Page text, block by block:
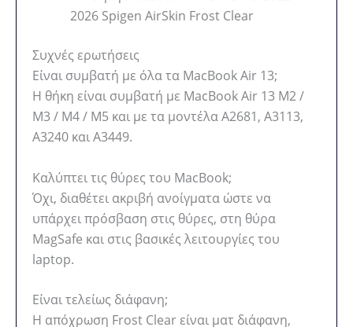
2026 Spigen AirSkin Frost Clear
Συχνές ερωτήσεις
Είναι συμβατή με όλα τα MacBook Air 13;
Η θήκη είναι συμβατή με MacBook Air 13 M2 /
M3 / M4 / M5 και με τα μοντέλα A2681, A3113,
A3240 και A3449.
Καλύπτει τις θύρες του MacBook;
Όχι, διαθέτει ακριβή ανοίγματα ώστε να
υπάρχει πρόσβαση στις θύρες, στη θύρα
MagSafe και στις βασικές λειτουργίες του
laptop.
Είναι τελείως διάφανη;
Η απόχρωση Frost Clear είναι ματ διάφανη,